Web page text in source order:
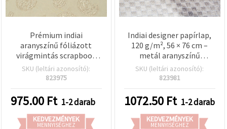
Prémium indiai
aranyszínű fóliázott
virágmintás scrapbook
papír, 120 g/m², 56×76
cm, pamut–selyem
illesztésmentes minta
képeslapkészítéshez,
dekupázshoz és DIY
kreatív projektekhez,
SKU (leltári azonosító):
823975
975.00 Ft 1-2 darab
KEDVEZMÉNYEK
MENNYISÉGHEZ
Indiai designer papírlap,
120 g/m², 56 × 76 cm –
metál aranyszínű
fóliadombornyomott
minta – scrapbookinghez,
DIY kézműves
projektekhez – HP50
SKU (leltári azonosító):
823981
1072.50 Ft 1-2 darab
KEDVEZMÉNYEK
MENNYISÉGHEZ